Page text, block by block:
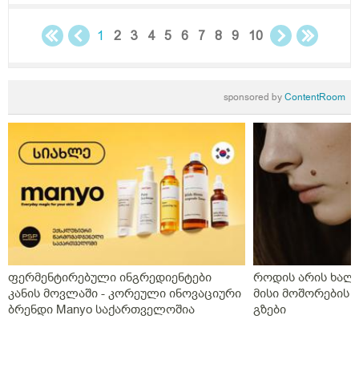
1 2 3 4 5 6 7 8 9 10
sponsored byContentRoom
ფერმენტირებული ინგრედიენტები
კანის მოვლაში - კორეული ინოვაციური
ბრენდი Manyo საქართველოშია
როდის არის
მისი მოშორების
გზები